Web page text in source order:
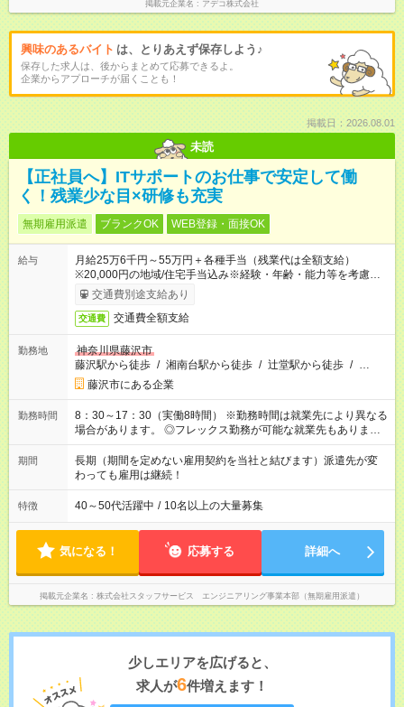
掲載元企業名 アデコ株式会社
興味のあるバイト は、とりあえず保存しよう♪
保存した求人は、後からまとめて応募できるよ。
企業からアプローチが届くことも！
掲載日：2026.08.01
未読
【正社員へ】ITサポートのお仕事で安定して働
く！残業少な目×研修も充実
無期雇用派遣 ブランクOK WEB登録・面接OK
給与
月給25万6千円～55万円＋各種手当（残業代は全額支給）
※20,000円の地域/住宅手当込み※経験・年齢・能力等を考慮し
て加給・優遇します。★同一就業先で1年以上継続したら月1万
円の継続手当支給
交通費別途支給あり
交通費 交通費全額支給
勤務地
神奈川県藤沢市
藤沢駅から徒歩 / 湘南台駅から徒歩 / 辻堂駅から徒歩 / …
藤沢市にある企業
勤務時間
8：30～17：30（実働8時間） ※勤務時間は就業先により異なる
場合があります。 ◎フレックス勤務が可能な就業先もありま
す。 ◎今よりもさらに働きやすい環境をつくるべく、 働き方
改革に全社をあげて取り組んでいます。
期間
長期（期間を定めない雇用契約を当社と結びます）派遣先が変
わっても雇用は継続！
特徴 40～50代活躍中 / 10名以上の大量募集
気になる！ 応募する 詳細へ
掲載元企業名 株式会社スタッフサービス エンジニアリング事業本部（無期雇用派遣）
少しエリアを広げると、
求人が6件増えます！